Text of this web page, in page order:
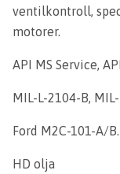
ventilkontroll,
motorer.
API MS Service,
MIL-L-2104-B,
Ford M2C-101-A/
HD olja